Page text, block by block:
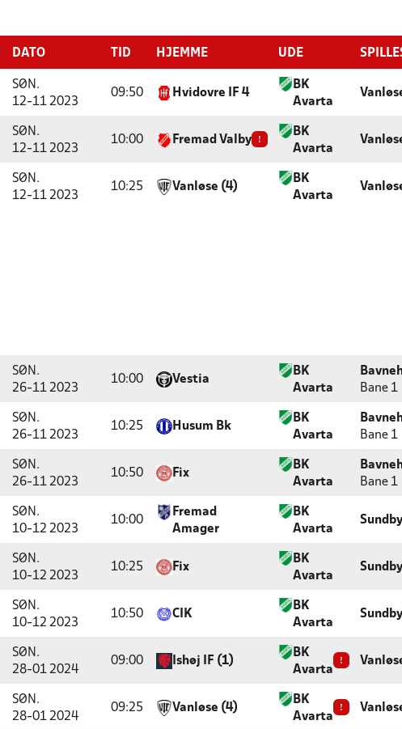
DATO TID HJEMME UDE
SØN.
12-11 2023
09:50 Hvidovre IF 4
BK
Avarta
SØN.
12-11 2023
10:00 Fremad Valby !
BK
Avarta
SØN.
12-11 2023
10:25 Vanløse (4)
BK
Avarta
SØN.
26-11 2023
10:00 Vestia
BK
Avarta
Bane 1
SØN.
26-11 2023
10:25 Husum Bk
BK
Avarta
Bane 1
SØN.
26-11 2023
10:50 Fix
BK
Avarta
Bane 1
SØN.
10-12 2023
10:00
Fremad
Amager
BK
Avarta
SØN.
10-12 2023
10:25 Fix
BK
Avarta
SØN.
10-12 2023
10:50 CIK
BK
Avarta
SØN.
28-01 2024
09:00 Ishøj IF (1)
BK
Avarta
!
SØN.
28-01 2024
09:25 Vanløse (4)
BK
Avarta
!